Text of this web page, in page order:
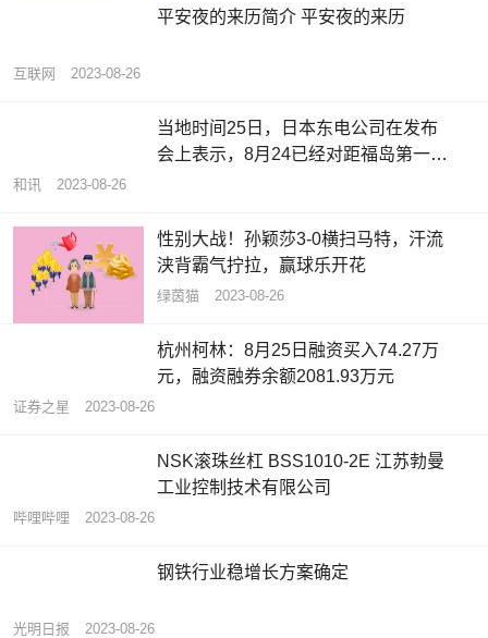
平安夜的来历简介 平安夜的来历
互联网 2023-08-26
当地时间25日，日本东电公司在发布
会上表示，8月24已经对距福岛第一核
析值与预估浓度几乎相同，低于每升
1500贝克勒尔（日本饮用水氚含量上
限）
和讯 2023-08-26
性别大战！孙颖莎3-0横扫马特，汗流
浃背霸气拧拉，赢球乐开花
绿茵猫 2023-08-26
杭州柯林：8月25日融资买入74.27万
元，融资融券余额2081.93万元
证券之星 2023-08-26
NSK滚珠丝杠 BSS1010-2E 江苏勃曼
工业控制技术有限公司
哔哩哔哩 2023-08-26
钢铁行业稳增长方案确定
光明日报 2023-08-26